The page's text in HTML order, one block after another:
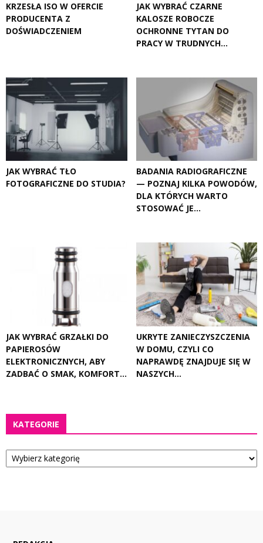
KRZESŁA ISO W OFERCIE
PRODUCENTA Z
DOŚWIADCZENIEM
JAK WYBRAĆ CZARNE
KALOSZE ROBOCZE
OCHRONNE TYTAN DO
PRACY W TRUDNYCH...
JAK WYBRAĆ TŁO
FOTOGRAFICZNE DO STUDIA?
BADANIA RADIOGRAFICZNE
— POZNAJ KILKA POWODÓW,
DLA KTÓRYCH WARTO
STOSOWAĆ JE...
JAK WYBRAĆ GRZAŁKI DO
PAPIEROSÓW
ELEKTRONICZNYCH, ABY
ZADBAĆ O SMAK, KOMFORT...
UKRYTE ZANIECZYSZCZENIA
W DOMU, CZYLI CO
NAPRAWDĘ ZNAJDUJE SIĘ W
NASZYCH...
KATEGORIE
Kategorie